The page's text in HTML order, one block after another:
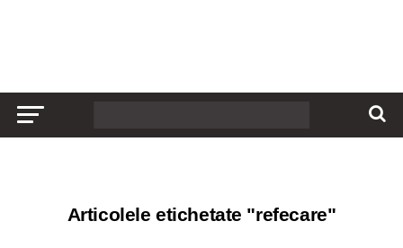
Articolele etichetate "refecare"